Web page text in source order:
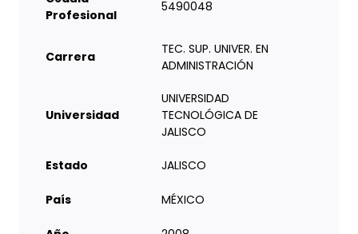
Profesional
5490048
Carrera
TEC. SUP. UNIVER. EN
ADMINISTRACIÓN
Universidad
UNIVERSIDAD
TECNOLÓGICA DE
JALISCO
Estado JALISCO
País MÉXICO